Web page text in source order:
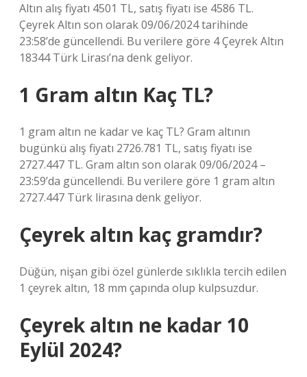
Altın alış fiyatı 4501 TL, satış fiyatı ise 4586 TL.
Çeyrek Altın son olarak 09/06/2024 tarihinde
23:58’de güncellendi. Bu verilere göre 4 Çeyrek Altın
18344 Türk Lirası’na denk geliyor.
1 Gram altın Kaç TL?
1 gram altın ne kadar ve kaç TL? Gram altının
bugünkü alış fiyatı 2726.781 TL, satış fiyatı ise
2727.447 TL. Gram altın son olarak 09/06/2024 –
23:59’da güncellendi. Bu verilere göre 1 gram altın
2727.447 Türk lirasına denk geliyor.
Çeyrek altın kaç gramdır?
Düğün, nişan gibi özel günlerde sıklıkla tercih edilen
1 çeyrek altın, 18 mm çapında olup kulpsuzdur.
Çeyrek altın ne kadar 10
Eylül 2024?